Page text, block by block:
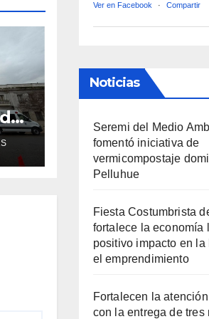
Ver en Facebook · Compartir
Noticias
Seremi del Medio
fomentó iniciativa de
vermicompostaje
Pelluhue
Fiesta Costumbrista
fortalece la economía
positivo impacto en la
el emprendimiento
Fortalecen la
con la entrega de tres